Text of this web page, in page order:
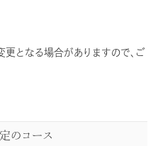
となる場合がありますので、ご
のコース